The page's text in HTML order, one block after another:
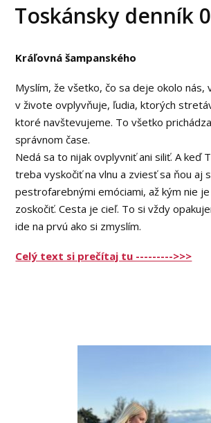
Toskánsky denník
Kráľovná šampanského
Myslím, že všetko, čo sa deje okolo nás,
v živote ovplyvňuje, ľudia, ktorých
ktoré navštevujeme. To všetko
správnom čase.
Nedá sa to nijak ovplyvniť ani siliť. A keď
treba vyskočiť na vlnu a zviesť sa ňou aj
pestrofarebnými emóciami, až kým nie
zoskočiť. Cesta je cieľ. To si vždy
ide na prvú ako si zmyslím.
Celý text si prečítaj tu --------->>>